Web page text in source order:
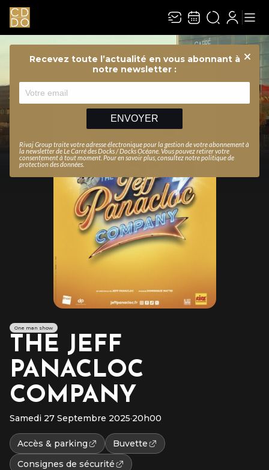
Recevez toute l’actualité en vous abonnant à
notre newsletter :
ENVOYER
Rivaj Group traite votre adresse électronique pour la gestion de votre abonnement à
la newsletter deLe Carré des Docks / Docks Océane . Vous pouvez retirer votre
consentement à tout moment. Pour en savoir plus, consultez notrepolitique de
protection des données
One man show
THE JEFF
PANACLOC
COMPANY
Samedi 27 Septembre 2025·20h00
Accès & parking
Buvette
Consignes de sécurité